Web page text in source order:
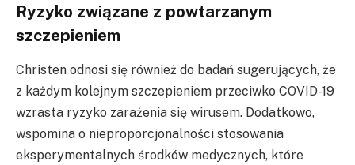
Ryzyko związane z powtarzanym
szczepieniem
Christen odnosi się również do badań sugerujących, że
z każdym kolejnym szczepieniem przeciwko COVID-19
wzrasta ryzyko zarażenia się wirusem. Dodatkowo,
wspomina o nieproporcjonalności stosowania
eksperymentalnych środków medycznych, które